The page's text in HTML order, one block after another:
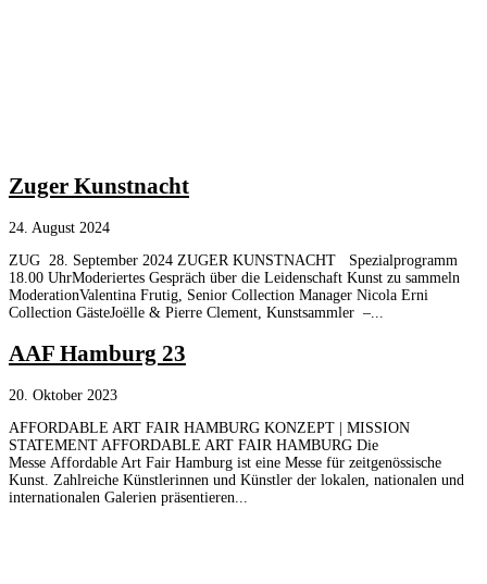
Zuger Kunstnacht
24. August 2024
ZUG 28. September 2024 ZUGER KUNSTNACHT Spezialprogramm
18.00 UhrModeriertes Gespräch über die Leidenschaft Kunst zu sammeln
ModerationValentina Frutig, Senior Collection Manager Nicola Erni
Collection GästeJoëlle & Pierre Clement, Kunstsammler –...
AAF Hamburg 23
20. Oktober 2023
AFFORDABLE ART FAIR HAMBURG KONZEPT | MISSION
STATEMENT AFFORDABLE ART FAIR HAMBURG Die
Messe Affordable Art Fair Hamburg ist eine Messe für zeitgenössische
Kunst. Zahlreiche Künstlerinnen und Künstler der lokalen, nationalen und
internationalen Galerien präsentieren...